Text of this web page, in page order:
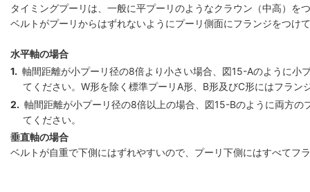
タイミングプーリは、一般に平プーリのようなクラウン（中高）
ベルトがプーリからはずれないようにプーリ側面にフランジをつけ
水平軸の場合
1. 軸間距離が小プーリ径の8倍より小さい場合、図15-Aのように小
てください。W形を除く標準プーリA形、B形及びC形にはフラン
2. 軸間距離が小プーリ径の8倍以上の場合、図15-Bのように両方の
てください。
垂直軸の場合
ベルトが自重で下側にはずれやすいので、プーリ下側にはすべてフ